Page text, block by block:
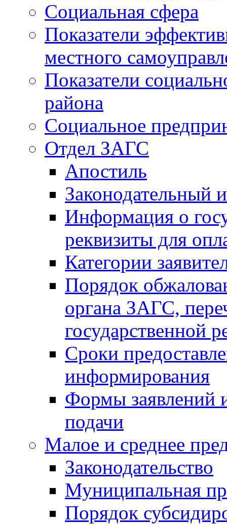
Социальная сфера
Показатели
местного
Показатели
района
Социальное
Отдел ЗАГС
Апостиль
Законодательный
Информация о
реквизиты для
Категории
Порядок
органа ЗАГС,
государственной
Сроки
информирования
Формы заявлений
подачи
Малое и среднее
Законодательство
Муниципальная
Порядок